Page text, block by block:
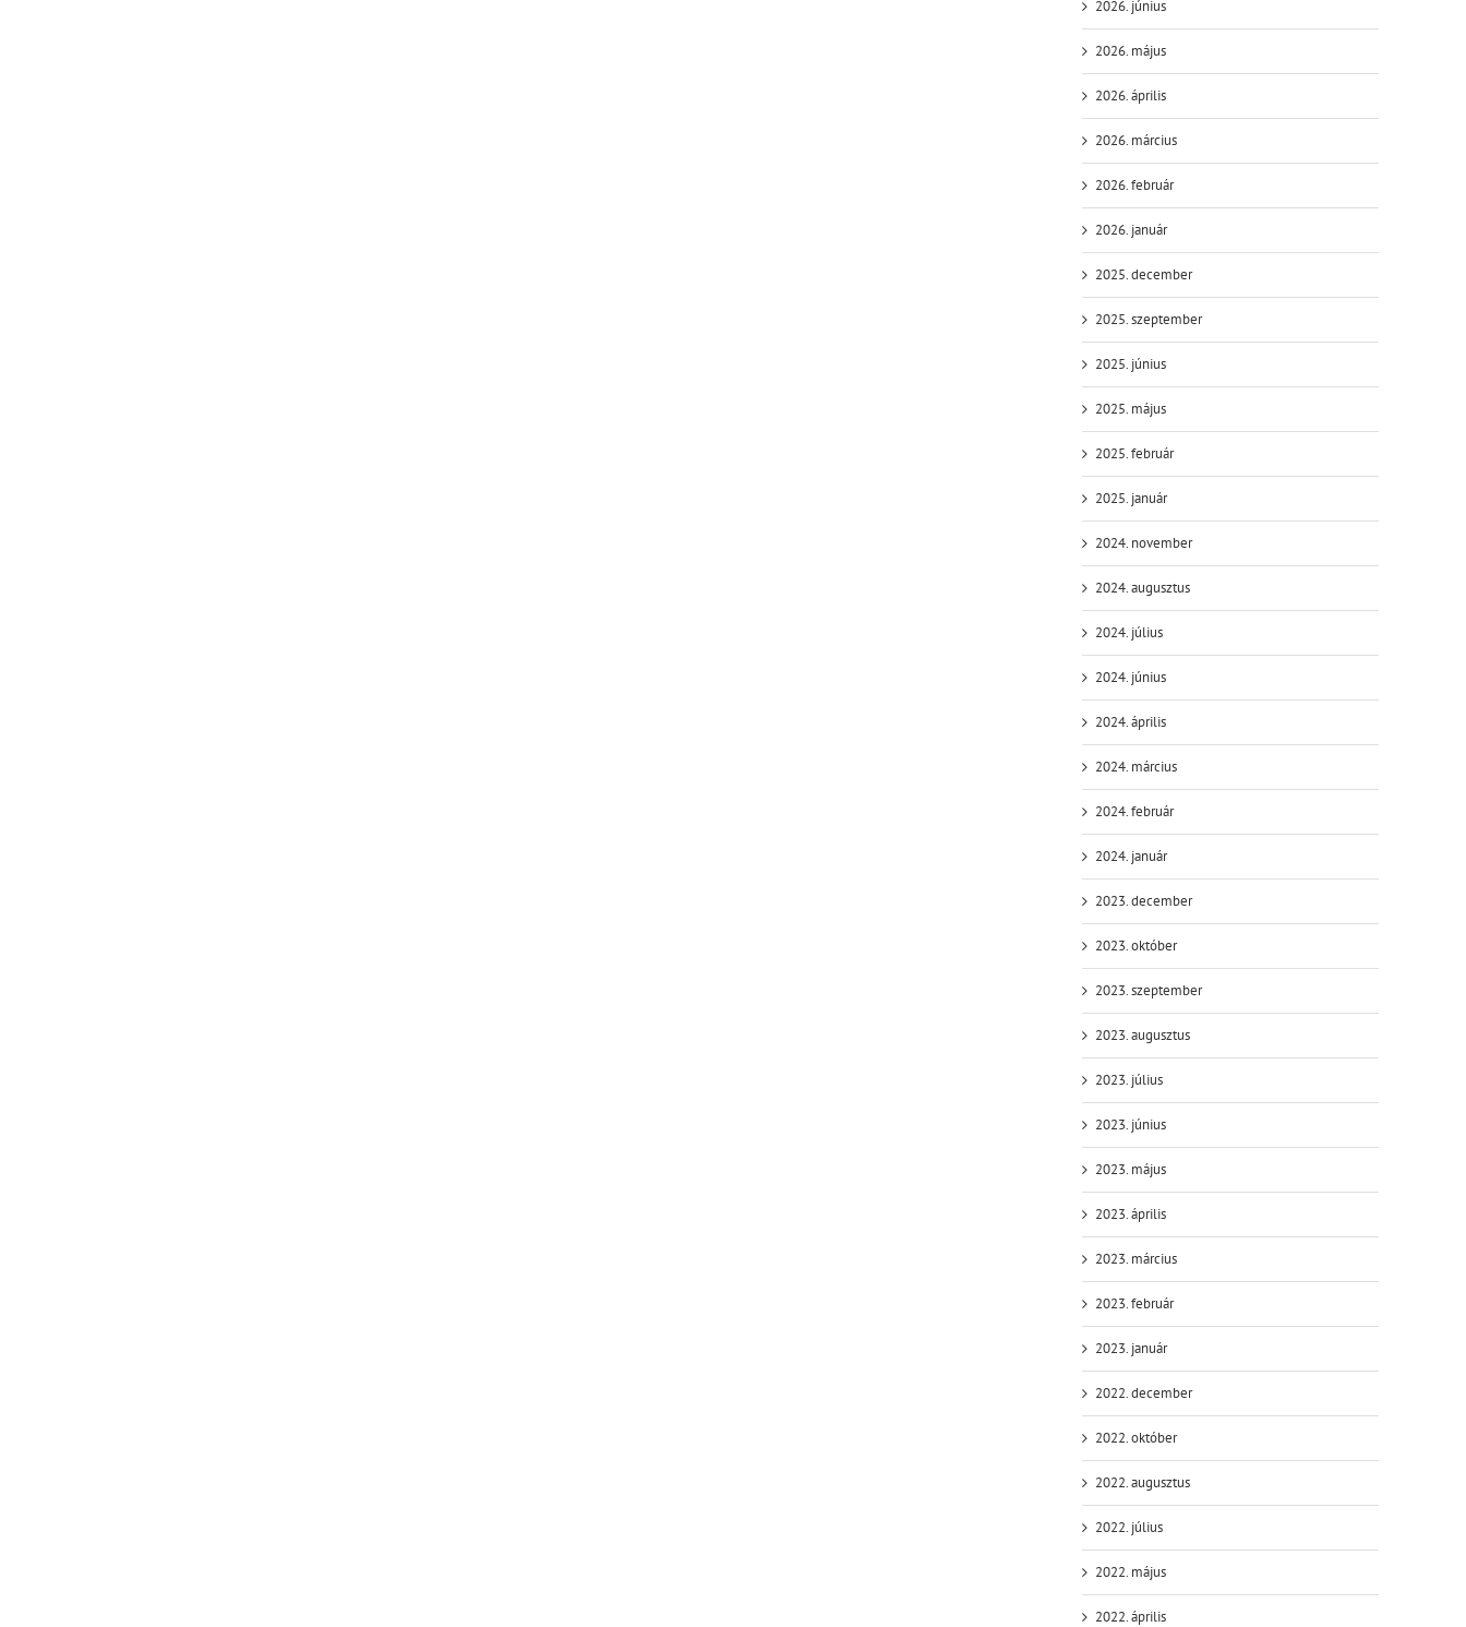
2026. június
2026. május
2026. április
2026. március
2026. február
2026. január
2025. december
2025. szeptember
2025. június
2025. május
2025. február
2025. január
2024. november
2024. augusztus
2024. július
2024. június
2024. április
2024. március
2024. február
2024. január
2023. december
2023. október
2023. szeptember
2023. augusztus
2023. július
2023. június
2023. május
2023. április
2023. március
2023. február
2023. január
2022. december
2022. október
2022. augusztus
2022. július
2022. május
2022. április